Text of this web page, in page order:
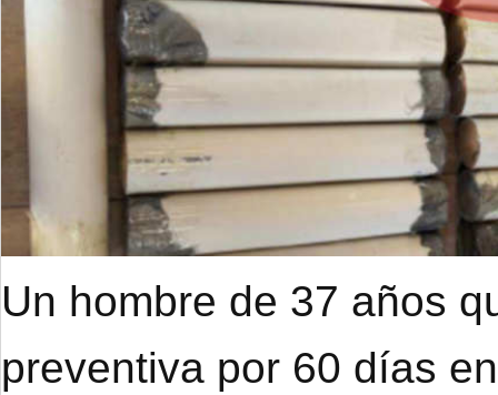
Un hombre de 37 años
preventiva por 60 días